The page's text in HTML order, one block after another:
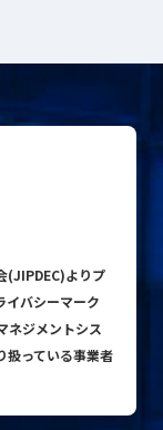
(JIPDEC)よりプ
イバシーマーク
ネジメントシス
扱っている事業者